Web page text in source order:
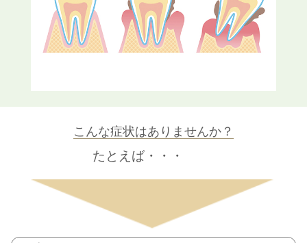
こんな症状はありませんか？
たとえば・・・